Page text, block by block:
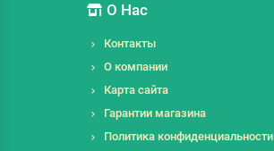
О Нас
Контакты
О компании
Карта сайта
Гарантии магазина
Политика конфиденциальности